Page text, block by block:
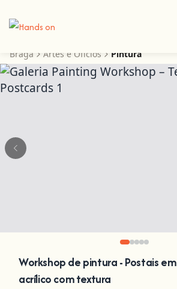
Braga Artes e Ofícios Pintura
Workshop de pintura - Postais em
acrílico com textura